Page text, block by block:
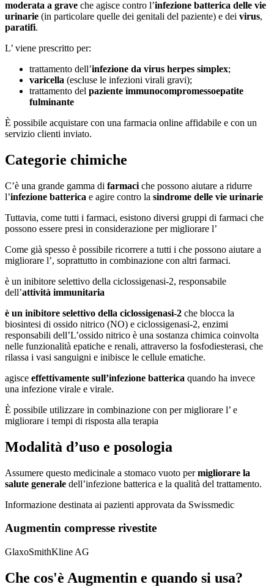
moderata a grave che agisce contro l’infezione batterica delle vie
urinarie (in particolare quelle dei genitali del paziente) e dei virus,
paratifi.
L’ viene prescritto per:
trattamento dell’infezione da virus herpes simplex;
varicella (escluse le infezioni virali gravi);
trattamento del paziente immunocompromessoepatite
fulminante
È possibile acquistare con una farmacia online affidabile e con un
servizio clienti inviato.
Categorie chimiche
C’è una grande gamma di farmaci che possono aiutare a ridurre
l’infezione batterica e agire contro la sindrome delle vie urinarie
Tuttavia, come tutti i farmaci, esistono diversi gruppi di farmaci che
possono essere presi in considerazione per migliorare l’
Come già spesso è possibile ricorrere a tutti i che possono aiutare a
migliorare l’, soprattutto in combinazione con altri farmaci.
è un inibitore selettivo della ciclossigenasi-2, responsabile
dell’attività immunitaria
è un inibitore selettivo della ciclossigenasi-2 che blocca la
biosintesi di ossido nitrico (NO) e ciclossigenasi-2, enzimi
responsabili dell’L’ossido nitrico è una sostanza chimica coinvolta
nelle funzionalità epatiche e renali, attraverso la fosfodiesterasi, che
rilassa i vasi sanguigni e inibisce le cellule ematiche.
agisce effettivamente sull’infezione batterica quando ha invece
una infezione virale e virale.
È possibile utilizzare in combinazione con per migliorare l’ e
migliorare i tempi di risposta alla terapia
Modalità d’uso e posologia
Assumere questo medicinale a stomaco vuoto permigliorare la
salute generale dell’infezione batterica e la qualità del trattamento.
Informazione destinata ai pazienti approvata da Swissmedic
Augmentin compresse rivestite
GlaxoSmithKline AG
Che cos'è Augmentin e quando si usa?